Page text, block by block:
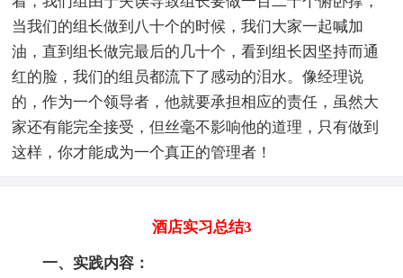
当我们的组长做到八十个的时候，我们大家一起喊加
油，直到组长做完最后的几十个，看到组长因坚持而通
红的脸，我们的组员都流下了感动的泪水。像经理说
的，作为一个领导者，他就要承担相应的责任，虽然大
家还有能完全接受，但丝毫不影响他的道理，只有做到
这样，你才能成为一个真正的管理者！
酒店实习总结3
一、实践内容：